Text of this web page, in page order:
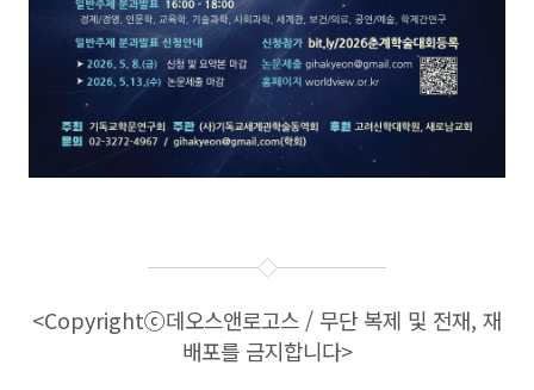
<Copyrightⓒ데오스앤로고스 / 무단 복제 및 전재, 재
배포를 금지합니다>